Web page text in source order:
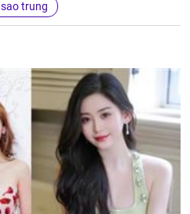
sao trung